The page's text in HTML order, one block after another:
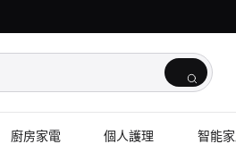
廚房家電 個人護理 智能